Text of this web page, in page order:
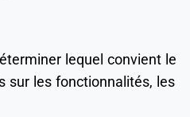
lequel convient le
sur les fonctionnalités, les